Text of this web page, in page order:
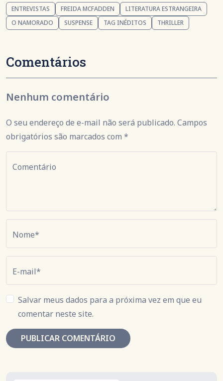
ENTREVISTAS FREIDA MCFADDEN
LITERATURA ESTRANGEIRA
O NAMORADO
SUSPENSE TAG INÉDITOS THRILLER
Comentários
Nenhum comentário
O seu endereço de e-mail não será publicado. Campos
obrigatórios são marcados com *
Comentário
Nome*
E-mail*
Salvar meus dados para a próxima vez em que eu
comentar neste site.